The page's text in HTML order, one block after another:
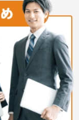
で
な
場
あ
ル
が
的
。
、
。